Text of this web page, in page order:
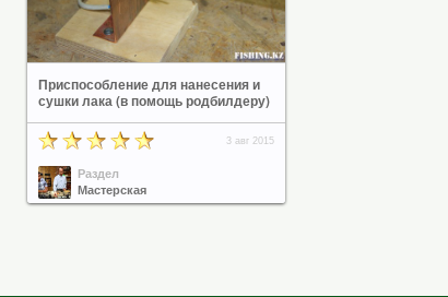
Приспособление для нанесения и
сушки лака (в помощь родбилдеру)
3 авг 2015
Раздел
Мастерская